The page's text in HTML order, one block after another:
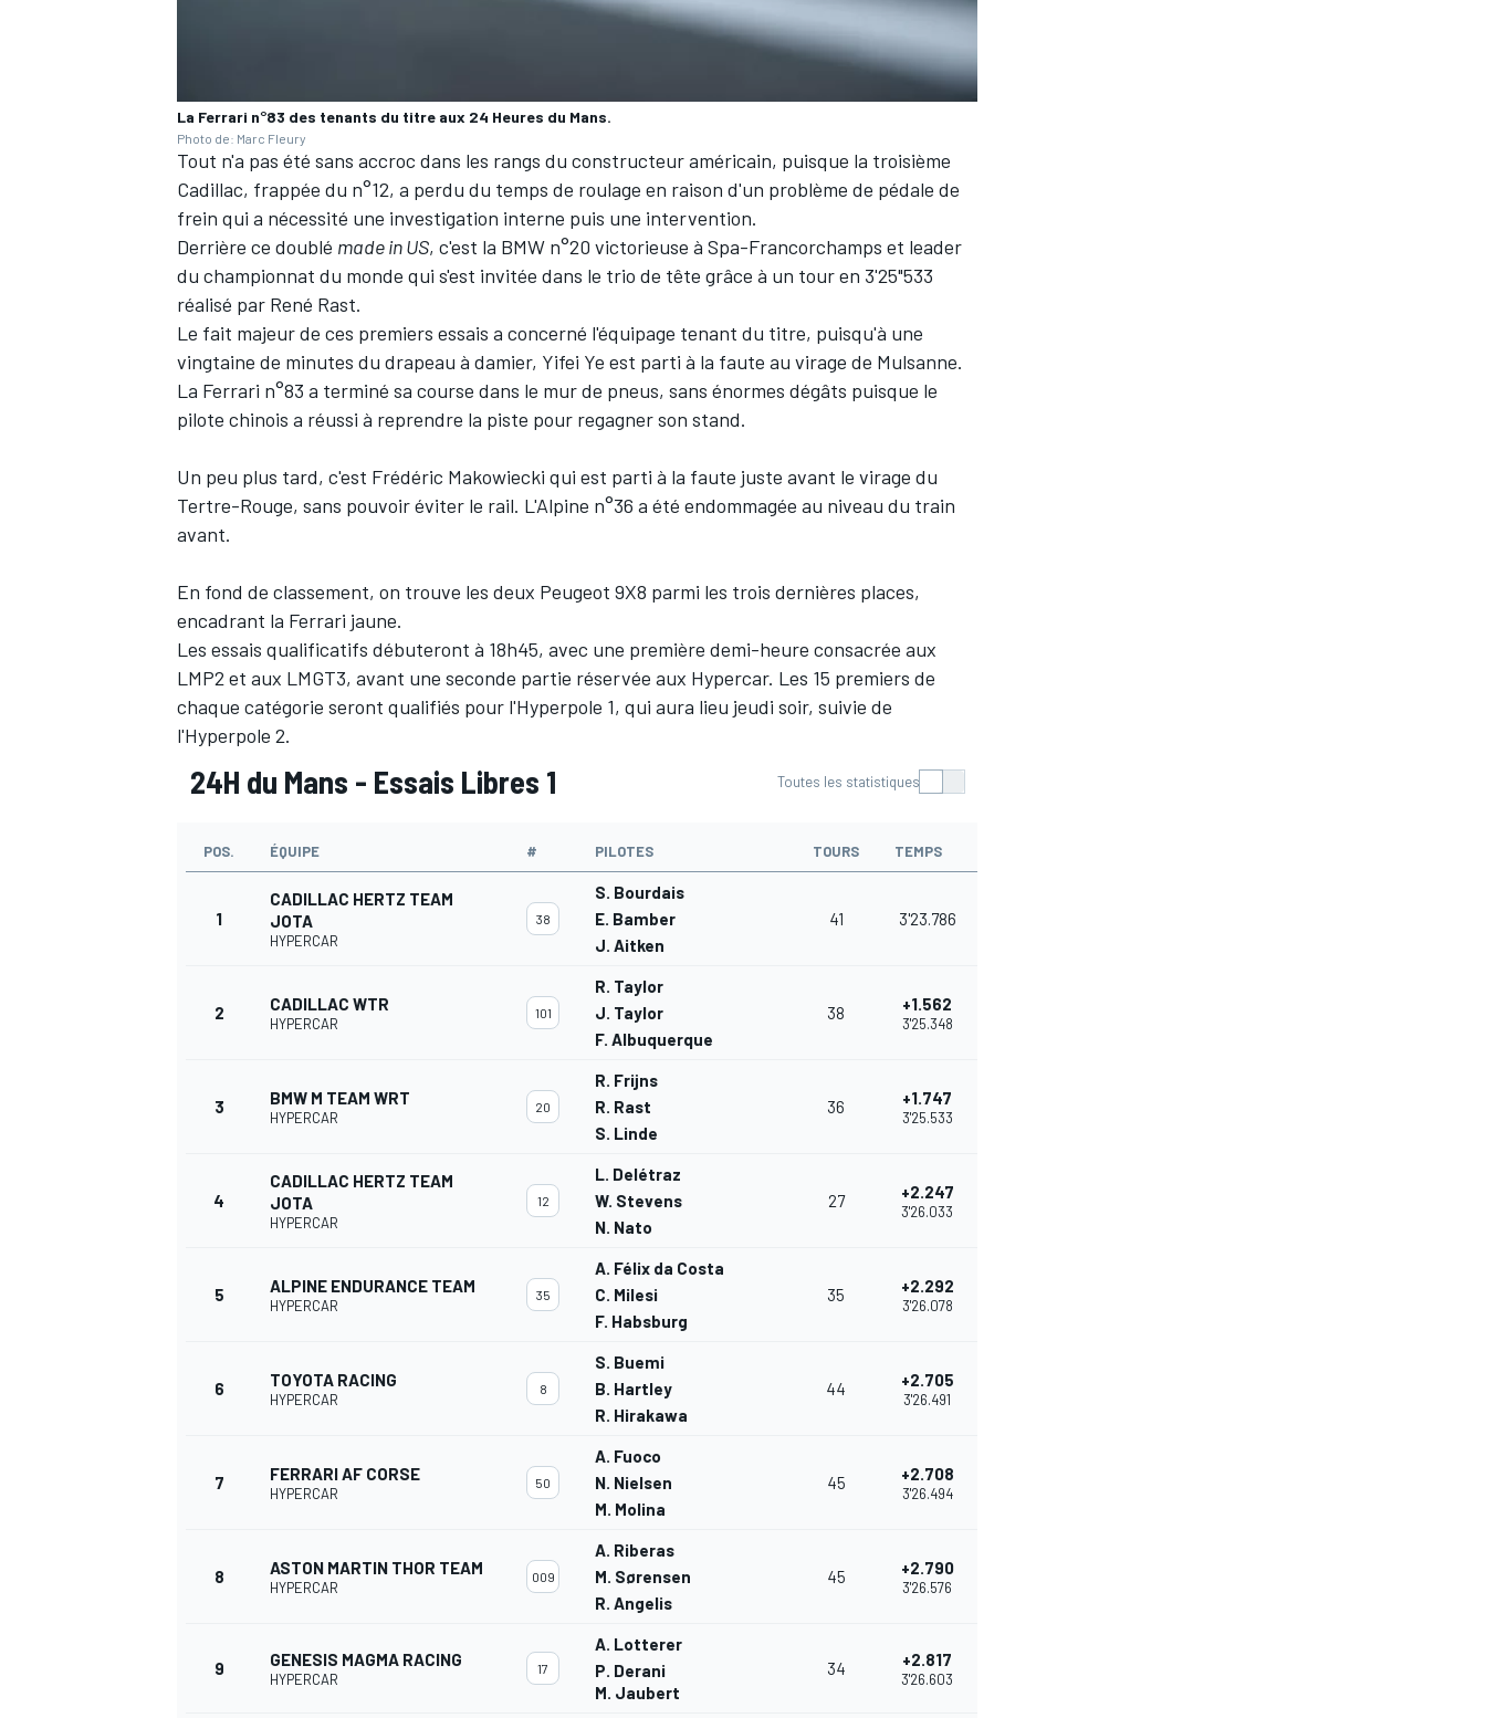
AUTRES CHAMPIONNATS
La Ferrari n°83 des tenants du titre aux 24 Heures du Mans.
Photo de: Marc Fleury
Tout n'a pas été sans accroc dans les rangs du constructeur américain, puisque la troisième
Cadillac, frappée du n°12, a perdu du temps de roulage en raison d'un problème de pédale de
frein qui a nécessité une investigation interne puis une intervention.
Derrière ce doublé made in US, c'est la BMW n°20 victorieuse à Spa-Francorchamps et leader
du championnat du monde qui s'est invitée dans le trio de tête grâce à un tour en 3'25"533
réalisé par René Rast.
Le fait majeur de ces premiers essais a concerné l'équipage tenant du titre, puisqu'à une
vingtaine de minutes du drapeau à damier, Yifei Ye est parti à la faute au virage de Mulsanne.
La Ferrari n°83 a terminé sa course dans le mur de pneus, sans énormes dégâts puisque le
pilote chinois a réussi à reprendre la piste pour regagner son stand.
Un peu plus tard, c'est Frédéric Makowiecki qui est parti à la faute juste avant le virage du
Tertre-Rouge, sans pouvoir éviter le rail. L'Alpine n°36 a été endommagée au niveau du train
avant.
En fond de classement, on trouve les deux Peugeot 9X8 parmi les trois dernières places,
encadrant la Ferrari jaune.
Les essais qualificatifs débuteront à 18h45, avec une première demi-heure consacrée aux
LMP2 et aux LMGT3, avant une seconde partie réservée aux Hypercar. Les 15 premiers de
chaque catégorie seront qualifiés pour l'Hyperpole 1, qui aura lieu jeudi soir, suivie de
l'Hyperpole 2.
24H du Mans - Essais Libres 1 Toutes les statistiques
POS. ÉQUIPE # PILOTES TOURS TEMPS
1
CADILLAC HERTZ TEAM
JOTA
HYPERCAR
38
S. Bourdais
E. Bamber
J. Aitken
41 3'23.786
2 CADILLAC WTR
HYPERCAR
101
R. Taylor
J. Taylor
F. Albuquerque
38 +1.562
3'25.348
3 BMW M TEAM WRT
HYPERCAR
20
R. Frijns
R. Rast
S. Linde
36 +1.747
3'25.533
4
CADILLAC HERTZ TEAM
JOTA
HYPERCAR
12
L. Delétraz
W. Stevens
N. Nato
27 +2.247
3'26.033
5 ALPINE ENDURANCE TEAM
HYPERCAR
35
A. Félix da Costa
C. Milesi
F. Habsburg
35 +2.292
3'26.078
6 TOYOTA RACING
HYPERCAR
8
S. Buemi
B. Hartley
R. Hirakawa
44 +2.705
3'26.491
7 FERRARI AF CORSE
HYPERCAR
50
A. Fuoco
N. Nielsen
M. Molina
45 +2.708
3'26.494
8 ASTON MARTIN THOR TEAM
HYPERCAR
009
A. Riberas
M. Sørensen
R. Angelis
45 +2.790
3'26.576
9 GENESIS MAGMA RACING
HYPERCAR
17
A. Lotterer
P. Derani
M. Jaubert
34 +2.817
3'26.603